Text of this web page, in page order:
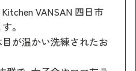
VANSAN 四日市
。
が温かい洗練されたお